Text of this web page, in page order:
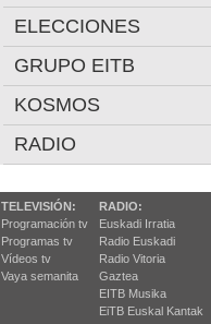
ELECCIONES
GRUPO EITB
KOSMOS
RADIO
TELEVISIÓN:
Programación tv
Programas tv
Vídeos tv
Vaya semanita
RADIO:
Euskadi Irratia
Radio Euskadi
Radio Vitoria
Gaztea
EITB Musika
EiTB Euskal Kantak